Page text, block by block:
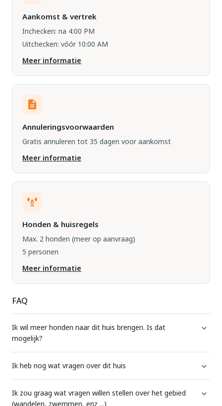
Aankomst & vertrek
Inchecken: na 4:00 PM
Uitchecken: vóór 10:00 AM
Meer informatie
Annuleringsvoorwaarden
Gratis annuleren tot 35 dagen voor aankomst
Meer informatie
Honden & huisregels
Max. 2 honden (meer op aanvraag)
5 personen
Meer informatie
FAQ
Ik wil meer honden naar dit huis brengen. Is dat
mogelijk?
Voor elke accommodatie geven we aan hoeveel honden
standaard zijn toegestaan.
Als u wilt weten of meer honden hier zijn toegestaan, kunt u
Ik heb nog wat vragen over dit huis
Wij beschikken niet op voorhand over meer informatie dan
Ik zou graag wat vragen willen stellen over het gebied
(wandelen, zwemmen, enz ...)